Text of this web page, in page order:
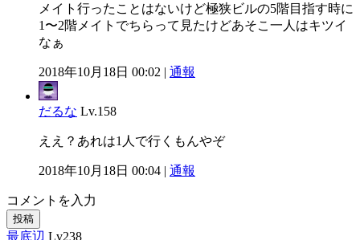
メイト行ったことはないけど極狭ビルの5階目指す時に
1〜2階メイトでちらって見たけどあそこ一人はキツイ
なぁ
2018年10月18日 00:02 | 通報
だるな Lv.158
ええ？あれは1人で行くもんやぞ
2018年10月18日 00:04 | 通報
コメントを入力
投稿
最底辺 Lv238